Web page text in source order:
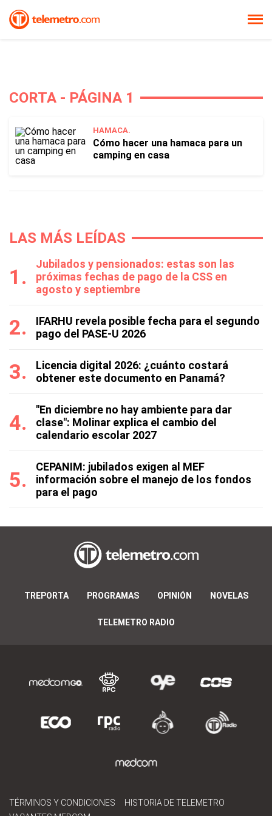
CORTA - PÁGINA 1
HAMACA.
Cómo hacer una hamaca para un
camping en casa
LAS MÁS LEÍDAS
Jubilados y pensionados: estas son las
próximas fechas de pago de la CSS en
agosto y septiembre
IFARHU revela posible fecha para el segundo
pago del PASE-U 2026
Licencia digital 2026: ¿cuánto costará
obtener este documento en Panamá?
"En diciembre no hay ambiente para dar
clase": Molinar explica el cambio del
calendario escolar 2027
CEPANIM: jubilados exigen al MEF
información sobre el manejo de los fondos
para el pago
TREPORTA PROGRAMAS OPINIÓN NOVELAS
TELEMETRO RADIO
TÉRMINOS Y CONDICIONES
HISTORIA DE TELEMETRO